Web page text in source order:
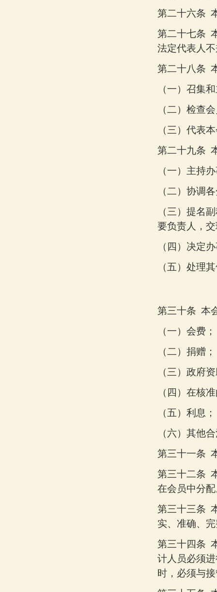
第二十六条
第二十七条
法定代表人
第二十八条
（一） 召集
（二） 检查
（三） 代表
第二十九条
（一） 主持
（二） 协调
（三） 提名
要负责人，
（四） 决定
（五） 处理
第三十条 本
（一） 会费；
（二） 捐赠；
（三） 政府
（四） 在核
（五） 利息；
（六） 其他
第三十一条
第三十二条
在会员中分
第三十三条
实、准确、
第三十四条
计人员必须
时，必须与